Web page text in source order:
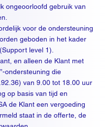
ongeoorloofd gebruik van
voor de ondersteuning
geboden in het kader
level 1).
en alleen de Klant met
ondersteuning die
van 9.00 tot 18.00 uur
op basis van tijd en
de Klant een vergoeding
staat in de offerte, de